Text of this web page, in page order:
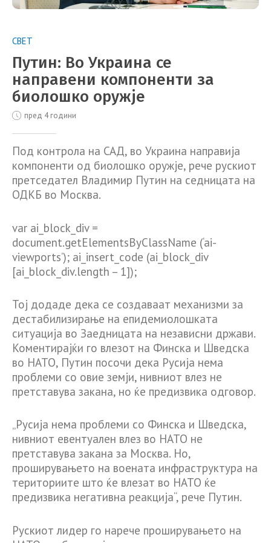
СВЕТ
Путин: Во Украина се
направени компоненти за
биолошко оружје
пред 4 години
Под контрола на САД, во Украина направија
компоненти од биолошко оружје, рече рускиот
претседател Владимир Путин на седницата на
ОДКБ во Москва.
var ai_block_div =
document.getElementsByClassName (‘ai-
viewports’); ai_insert_code (ai_block_div
[ai_block_div.length – 1]);
Тој додаде дека се создаваат механизми за
дестабилизирање на епидемиолошката
ситуација во Заедницата на независни држави.
Коментирајќи го влезот на Финска и Шведска
во НАТО, Путин посочи дека Русија нема
проблеми со овие земји, нивниот влез не
претставува закана, но ќе предизвика одговор.
„Русија нема проблеми со Финска и Шведска,
нивниот евентуален влез во НАТО не
претставува закана за Москва. Но,
проширувањето на воената инфраструктура на
териториите што ќе влезат во НАТО ќе
предизвика негативна реакција“, рече Путин.
Рускиот лидер го нарече проширувањето на